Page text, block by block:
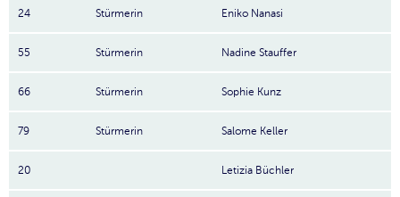
24 Stürmerin Eniko Nanasi
55 Stürmerin Nadine Stauffer
66 Stürmerin Sophie Kunz
79 Stürmerin Salome Keller
20 Letizia Büchler